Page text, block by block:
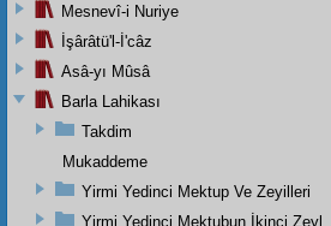
Mesnevî-i Nuriye
İşârâtü'l-İ'câz
Asâ-yı Mûsâ
Barla Lahikası
Takdim
Mukaddeme
Yirmi Yedinci Mektup Ve Zeyilleri
Yirmi Yedinci Mektubun İkinci Zeyl